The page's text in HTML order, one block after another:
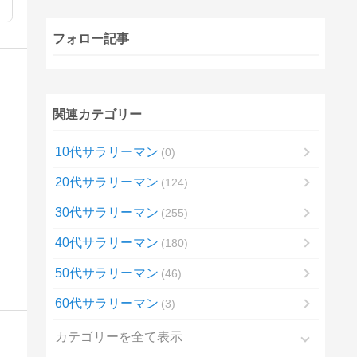
フォロー記事
関連カテゴリー
10代サラリーマン 0
20代サラリーマン 124
30代サラリーマン 255
40代サラリーマン 180
50代サラリーマン 46
60代サラリーマン 3
カテゴリーを全て表示